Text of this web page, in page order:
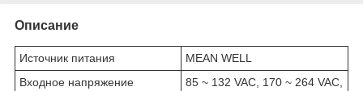
Описание
Источник питания
MEAN WELL
Входное напряжение
85 ~ 132 VAC, 170 ~ 264 VAC,